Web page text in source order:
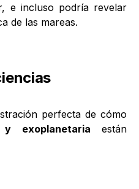
e incluso podría revelar
de las mareas.
perfecta de cómo
exoplanetaria están